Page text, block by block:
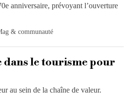
anniversaire, prévoyant l’ouverture
& communauté
dans le tourisme pour
au sein de la chaîne de valeur.